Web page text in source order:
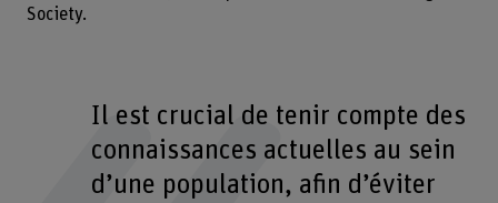
Society.
Il est crucial de tenir compte des
connaissances actuelles au sein
d’une population, afin d’éviter